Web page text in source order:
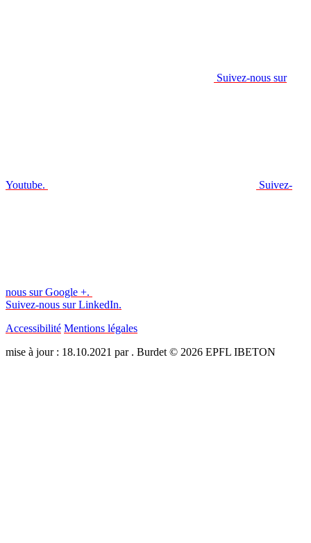
Suivez-nous sur
Youtube. Suivez-
nous sur Google +.
Suivez-nous sur LinkedIn.
Accessibilité Mentions légales
mise à jour : 18.10.2021 par . Burdet © 2026 EPFL IBETON